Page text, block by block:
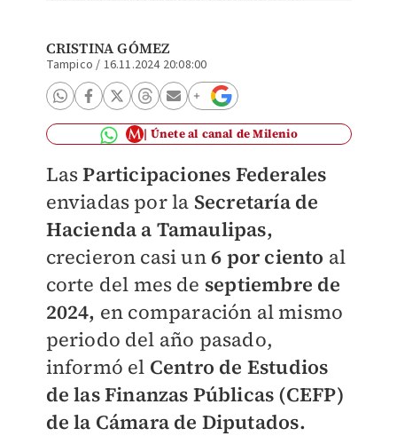
CRISTINA GÓMEZ
Tampico / 16.11.2024 20:08:00
Únete al canal de Milenio
LasParticipaciones Federales
enviadas por la Secretaría de
Hacienda a Tamaulipas,
crecieron casi un6 por ciento al
corte del mes de septiembre de
2024, en comparación al mismo
periodo del año pasado,
informó el Centro de Estudios
de las Finanzas Públicas (CEFP)
de la Cámara de Diputados.